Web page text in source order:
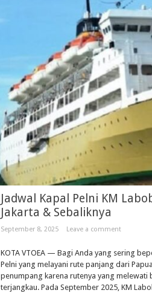
Jadwal Kapal Pelni KM
Jakarta & Sebaliknya
September 8, 2025 Leave a comment
KOTA VTOEA — Bagi Anda yang sering
Pelni yang melayani rute panjang dari
penumpang karena rutenya yang
terjangkau. Pada September 2025, KM